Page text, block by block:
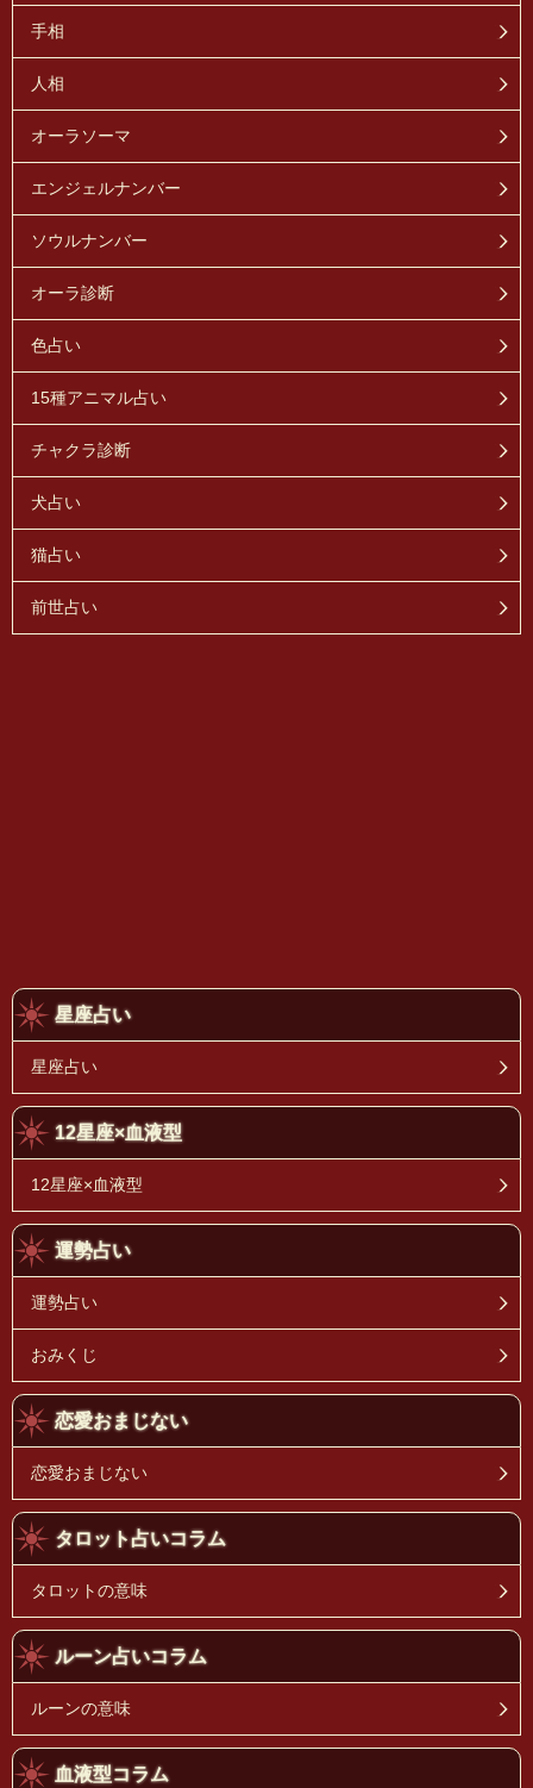
手相
人相
オーラソーマ
エンジェルナンバー
ソウルナンバー
オーラ診断
色占い
15種アニマル占い
チャクラ診断
犬占い
猫占い
前世占い
星座占い
星座占い
12星座×血液型
12星座×血液型
運勢占い
運勢占い
おみくじ
恋愛おまじない
恋愛おまじない
タロット占いコラム
タロットの意味
ルーン占いコラム
ルーンの意味
血液型コラム